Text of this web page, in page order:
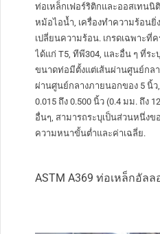
ท่อเหล็กเฟอร์ริติกและออสเทนนิ
หม้อไอน้ำ, เครื่องทำความร้อนยิ่
เปลี่ยนความร้อน. เกรดเฉพาะ
ได้แก่ T5, ทีพี304, และอื่น ๆ ที่ระ
ขนาดท่อมีตั้งแต่เส้นผ่านศูนย์กล
ผ่านศูนย์กลางภายนอกของ 5 นิ้
0.015 ถึง 0.500 นิ้ว (0.4 มม. ถึง
อื่นๆ, สามารถระบุเป็นส่วนหนึ่งข
ความหนาขั้นต่ำและค่าเฉลี่ย.
ASTM A369 ท่อเหล็กอัลล